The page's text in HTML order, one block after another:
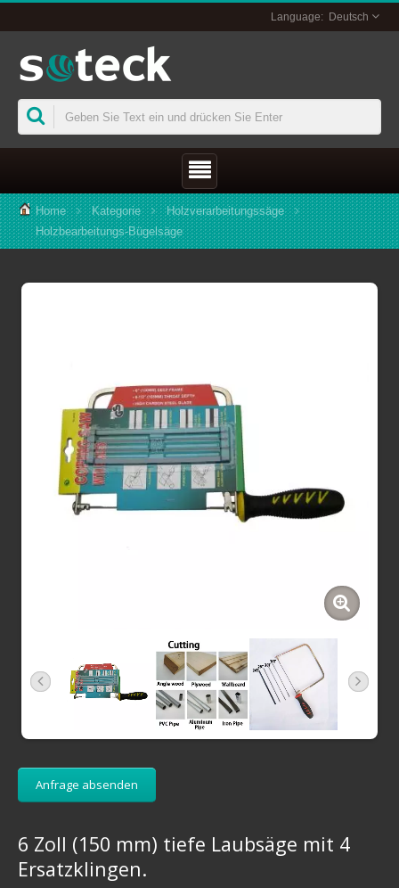
Deutsch
Home Kategorie
Holzverarbeitungssäge
Holzbearbeitungs-Bügelsäge
Anfrage absenden
6 Zoll (150 mm) tiefe Laubsäge mit 4
Ersatzklingen.